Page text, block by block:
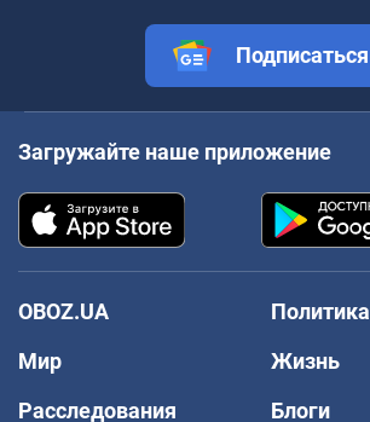
Подписаться
Загружайте наше приложение
OBOZ.UA
Политика
Мир
Жизнь
Расследования
Блоги